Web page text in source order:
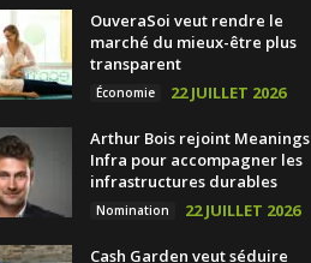
OuveraSoi veut rendre le
marché du mieux-être plus
transparent
Économie 22 JUILLET 2026
Arthur Bois rejoint Meanings
Infra pour accompagner les
infrastructures durables
Nomination 22 JUILLET 2026
Cash Garden veut séduire